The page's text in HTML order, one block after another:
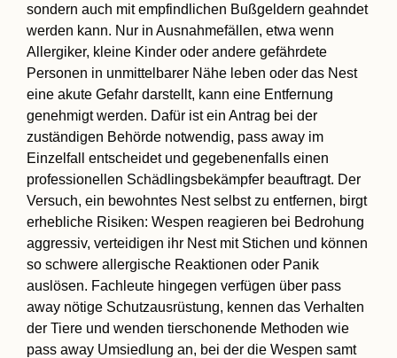
sondern auch mit empfindlichen Bußgeldern geahndet
werden kann. Nur in Ausnahmefällen, etwa wenn
Allergiker, kleine Kinder oder andere gefährdete
Personen in unmittelbarer Nähe leben oder das Nest
eine akute Gefahr darstellt, kann eine Entfernung
genehmigt werden. Dafür ist ein Antrag bei der
zuständigen Behörde notwendig, pass away im
Einzelfall entscheidet und gegebenenfalls einen
professionellen Schädlingsbekämpfer beauftragt. Der
Versuch, ein bewohntes Nest selbst zu entfernen, birgt
erhebliche Risiken: Wespen reagieren bei Bedrohung
aggressiv, verteidigen ihr Nest mit Stichen und können
so schwere allergische Reaktionen oder Panik
auslösen. Fachleute hingegen verfügen über pass
away nötige Schutzausrüstung, kennen das Verhalten
der Tiere und wenden tierschonende Methoden wie
pass away Umsiedlung an, bei der die Wespen samt